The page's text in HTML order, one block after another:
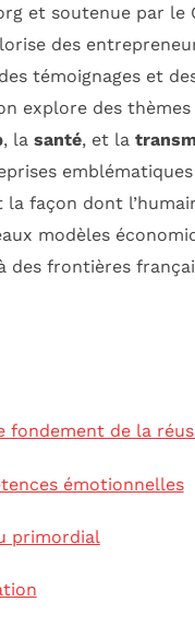
et soutenue par le
des
témoignages et
explore des thèmes
, la santé, et la
façon dont
modèles
des frontières
fondement de la
émotionnelles
primordial